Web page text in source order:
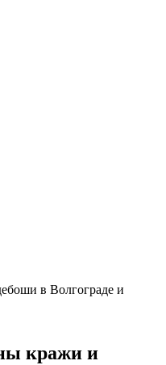
в Волгограде и
кражи и